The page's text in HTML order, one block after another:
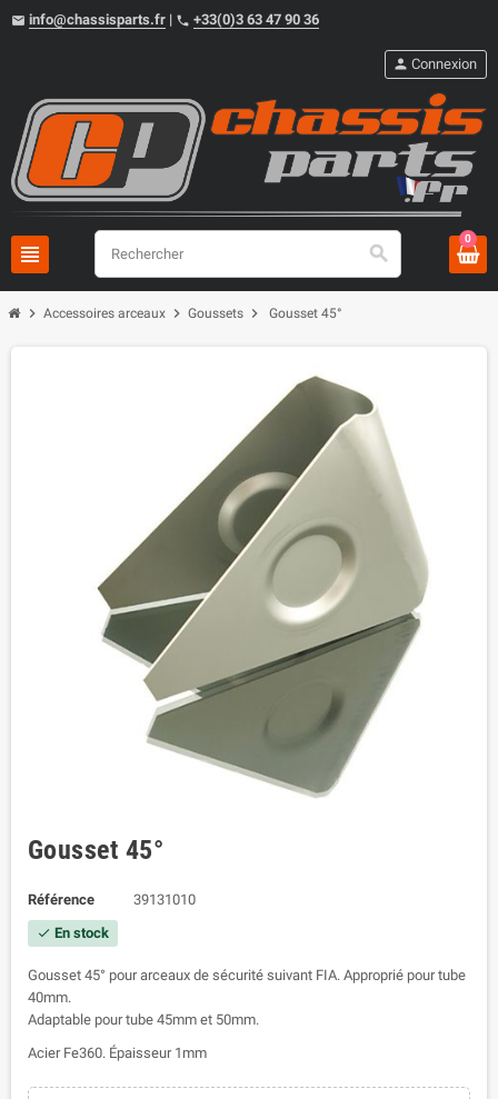
email info@chassisparts.fr | phone +33(0)3 63 47 90 36
view_headline search
person Connexion
0
chevron_right Accessoires arceaux chevron_right Goussets chevron_right Gousset 45°
Gousset 45°
Référence 39131010
check En stock
Gousset 45° pour arceaux de sécurité suivant FIA. Approprié pour tube
40mm.
Adaptable pour tube 45mm et 50mm.
Acier Fe360. Épaisseur 1mm